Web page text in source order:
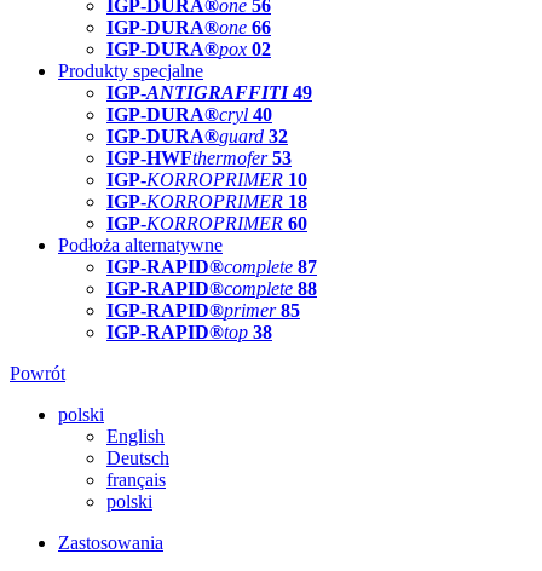
IGP-DURA®one 56
IGP-DURA®one 66
IGP-DURA®pox 02
Produkty specjalne
IGP-ANTIGRAFFITI49
IGP-DURA®cryl 40
IGP-DURA®guard 32
IGP-HWFthermofer 53
IGP-KORROPRIMER 10
IGP-KORROPRIMER 18
IGP-KORROPRIMER 60
Podłoża alternatywne
IGP-RAPID®complete 87
IGP-RAPID®complete 88
IGP-RAPID®primer 85
IGP-RAPID®top 38
Powrót
polski
English
Deutsch
français
polski
Zastosowania